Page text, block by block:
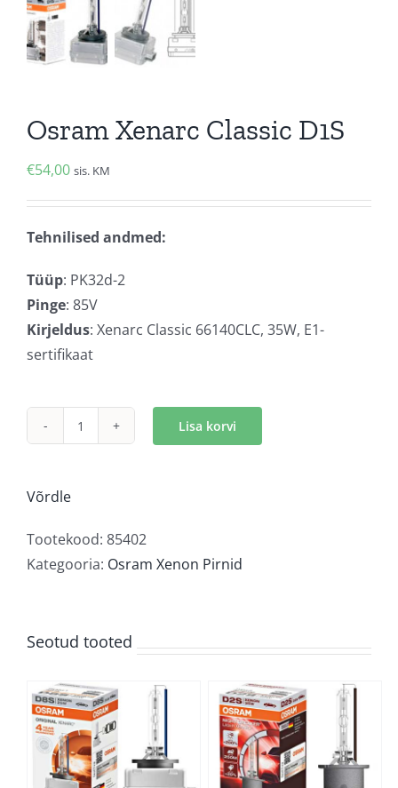
Osram Xenarc Classic D1S
€54,00 sis. KM
Tehnilised andmed:
Tüüp: PK32d-2
Pinge: 85V
Kirjeldus: Xenarc Classic 66140CLC, 35W, E1-
sertifikaat
Osram
kogus
Lisa korvi
Võrdle
Tootekood: 85402
Kategooria: Osram Xenon Pirnid
Seotud tooted